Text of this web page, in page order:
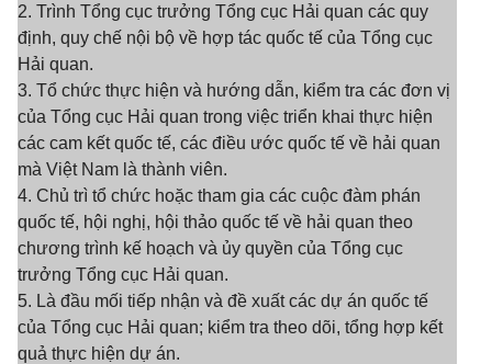
2. Trình Tổng cục trưởng Tổng cục Hải quan các quy
định, quy chế nội bộ về hợp tác quốc tế của Tổng cục
Hải quan.
3. Tổ chức thực hiện và hướng dẫn, kiểm tra các đơn vị
của Tổng cục Hải quan trong việc triển khai thực hiện
các cam kết quốc tế, các điều ước quốc tế về hải quan
mà Việt Nam là thành viên.
4. Chủ trì tổ chức hoặc tham gia các cuộc đàm phán
quốc tế, hội nghị, hội thảo quốc tế về hải quan theo
chương trình kế hoạch và ủy quyền của Tổng cục
trưởng Tổng cục Hải quan.
5. Là đầu mối tiếp nhận và đề xuất các dự án quốc tế
của Tổng cục Hải quan; kiểm tra theo dõi, tổng hợp kết
quả thực hiện dự án.